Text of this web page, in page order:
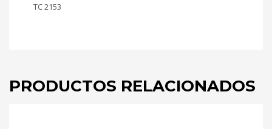
TC 2153
PRODUCTOS RELACIONADOS